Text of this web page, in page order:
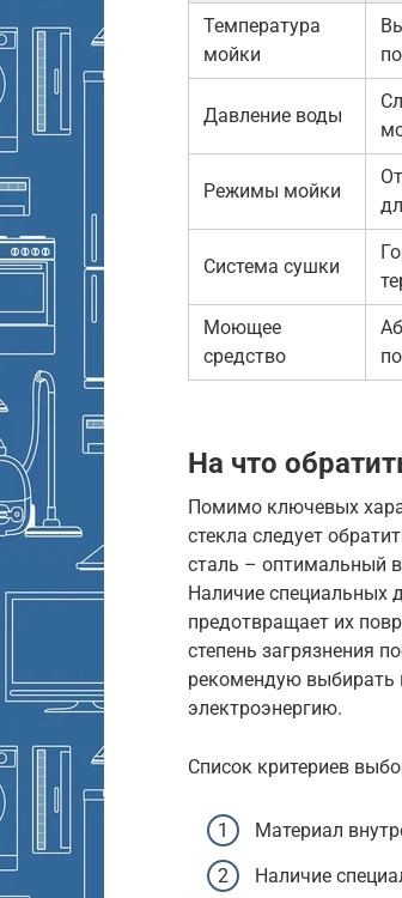
Температура
мойки
Давление воды
Режимы мойки
Система сушки
Моющее
средство
На что
Помимо ключевых
стекла следует
сталь – оптимальный
Наличие специальных
предотвращает их
степень загрязнения
рекомендую выбирать
электроэнергию.
Список критериев
Материал
Наличие